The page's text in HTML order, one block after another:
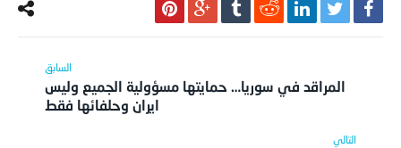
المراقد في سوريا… حمايتها مسؤولية الجميع وليس
ايران وحلفائها فقط